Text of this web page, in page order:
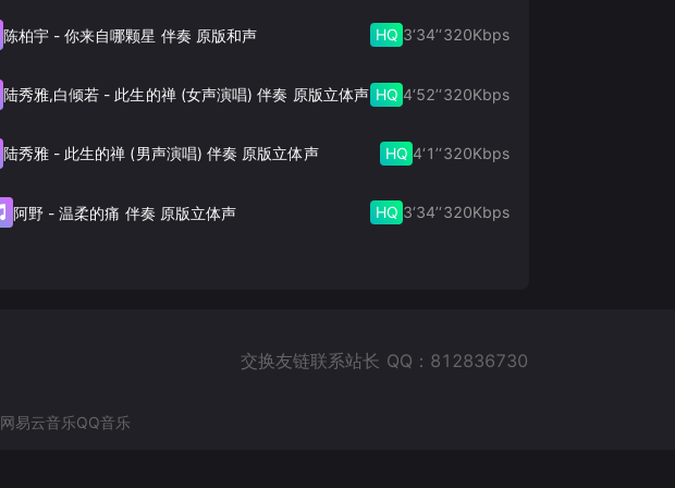
陈柏宇-你来自哪颗星 伴奏 原版和声 HQ 3‘34’‘320Kbps
陆秀雅,白倾若 - 此生的禅 (女声演唱) 伴奏 原版立体声 HQ 4‘52’‘320Kbps
陆秀雅- 此生的禅 (男声演唱) 伴奏 原版立体声 HQ 4‘1’‘320Kbps
阿野-温柔的痛 伴奏 原版立体声 HQ 3‘34’‘320Kbps
交换友链联系站长 QQ：812836730
网易云音乐QQ音乐